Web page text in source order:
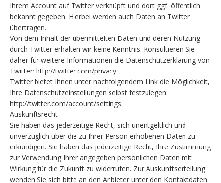
Ihrem Account auf Twitter verknüpft und dort ggf. öffentlich
bekannt gegeben. Hierbei werden auch Daten an Twitter
übertragen.
Von dem Inhalt der übermittelten Daten und deren Nutzung
durch Twitter erhalten wir keine Kenntnis. Konsultieren Sie
daher für weitere Informationen die Datenschutzerklärung von
Twitter: http://twitter.com/privacy
Twitter bietet Ihnen unter nachfolgendem Link die Möglichkeit,
Ihre Datenschutzeinstellungen selbst festzulegen:
http://twitter.com/account/settings.
Auskunftsrecht
Sie haben das jederzeitige Recht, sich unentgeltlich und
unverzüglich über die zu Ihrer Person erhobenen Daten zu
erkundigen. Sie haben das jederzeitige Recht, Ihre Zustimmung
zur Verwendung Ihrer angegeben persönlichen Daten mit
Wirkung für die Zukunft zu widerrufen. Zur Auskunftserteilung
wenden Sie sich bitte an den Anbieter unter den Kontaktdaten